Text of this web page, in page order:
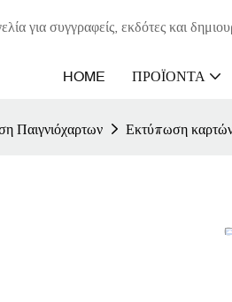
για συγγραφείς, εκδότες και
HOME ΠΡΟΪΌΝΤΑ
Παιγνιόχαρτων Εκτύπωση